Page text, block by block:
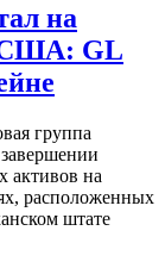
на
США: GL
группа
активов на
расположенных
штате